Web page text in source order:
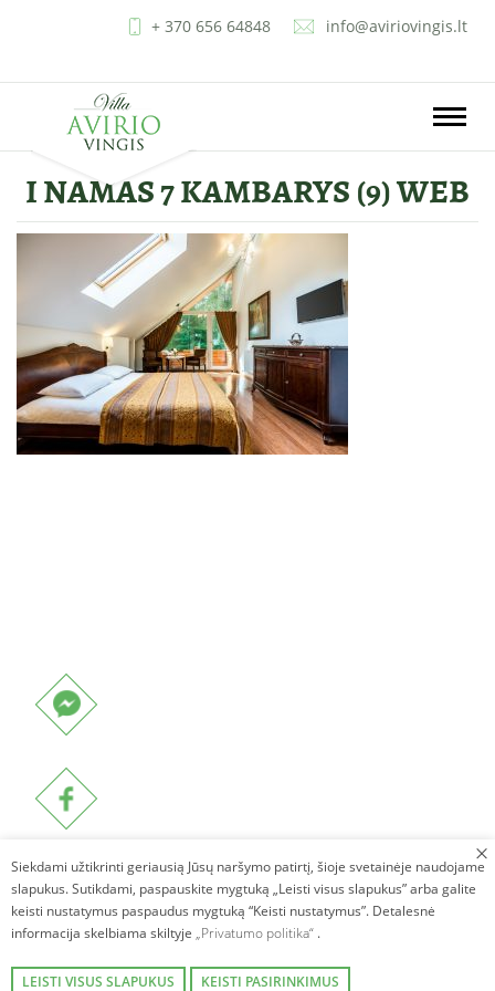
+ 370 656 64848 info@aviriovingis.lt
Toggle
I NAMAS 7 KAMBARYS (9) WEB
Siekdami užtikrinti geriausią Jūsų naršymo patirtį, šioje svetainėje naudojame
slapukus. Sutikdami, paspauskite mygtuką „Leisti visus slapukus” arba galite
keisti nustatymus paspaudus mygtuką “Keisti nustatymus”. Detalesnė
informacija skelbiama skiltyje „Privatumo politika“ .
LEISTI VISUS SLAPUKUS KEISTI PASIRINKIMUS